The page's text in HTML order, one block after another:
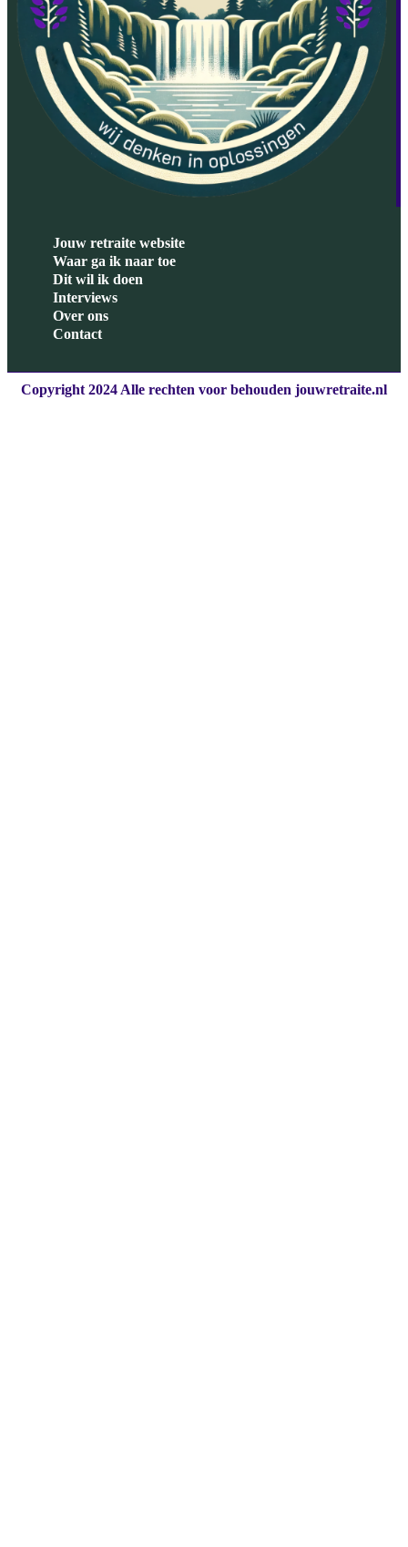
Jouw retraite website
Waar ga ik naar toe
Dit wil ik doen
Interviews
Over ons
Contact
Copyright 2024 Alle rechten voor behouden jouwretraite.nl